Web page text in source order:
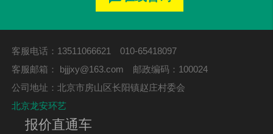
客服电话：13511066621 010-65418097
客服邮箱： bjjjxy@163.com 邮政编码：100024
公司地址：北京市房山区长阳镇赵庄村委会
北京龙安环艺
报价直通车